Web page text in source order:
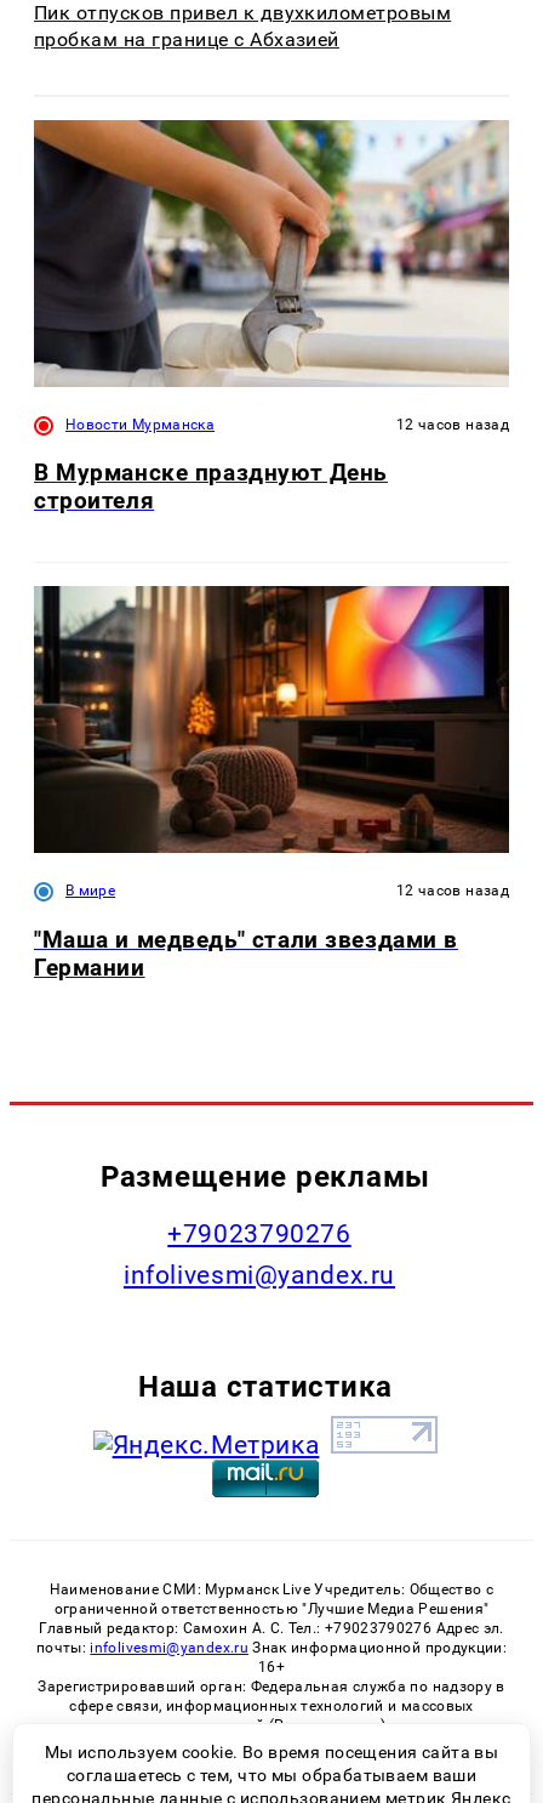
Пик отпусков привел к двухкилометровым
пробкам на границе с Абхазией
Новости Мурманска 12 часов назад
В Мурманске празднуют День
строителя
В мире 12 часов назад
"Маша и медведь" стали звездами в
Германии
Размещение рекламы
+79023790276
infolivesmi@yandex.ru
Наша статистика
Наименование СМИ: Мурманск Live Учредитель: Общество с
ограниченной ответственностью "Лучшие Медиа Решения"
Главный редактор: Самохин А. С. Тел.: +79023790276 Адрес эл.
почты: infolivesmi@yandex.ru Знак информационной продукции:
16+
Зарегистрировавший орган: Федеральная служба по надзору в
сфере связи, информационных технологий и массовых
коммуникаций (Роскомнадзор)
Регистрационный номер СМИ ЭЛ № ФС 77 - 82534 от 21.01.2022
Мы используем cookie. Во время посещения сайта вы
соглашаетесь с тем, что мы обрабатываем ваши
персональные данные с использованием метрик Яндекс